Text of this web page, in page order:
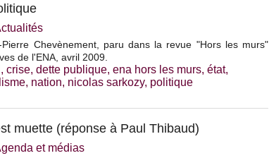
Chevènement, paru dans la revue "Hors les murs"
de l'ENA, avril 2009.
, crise, dette publique, ena hors les murs, état,
, nation, nicolas sarkozy, politique
muette (réponse à Paul Thibaud)
et médias